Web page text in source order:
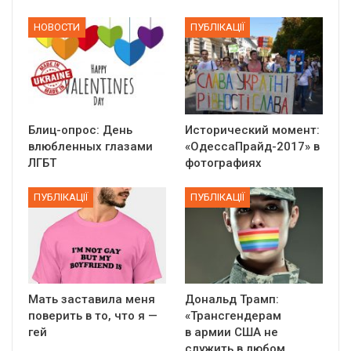
НОВОСТИ
Блиц-опрос: День
влюбленных глазами
ЛГБТ
ПУБЛІКАЦІЇ
Исторический момент:
«ОдессаПрайд-2017» в
фотографиях
ПУБЛІКАЦІЇ
Мать заставила меня
поверить в то, что я —
гей
ПУБЛІКАЦІЇ
Дональд Трамп:
«Трансгендерам
в армии США не